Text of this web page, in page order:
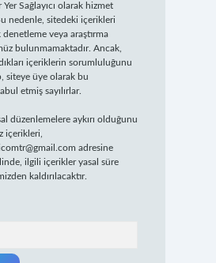
Sağlayıcı olarak hizmet
nedenle, sitedeki içerikleri
veya araştırma
bulunmamaktadır. Ancak,
içeriklerin sorumluluğunu
siteye üye olarak bu
etmiş sayılırlar.
düzenlemelere aykırı olduğunu
içerikleri,
adresine
ilgili içerikler yasal süre
kaldırılacaktır.